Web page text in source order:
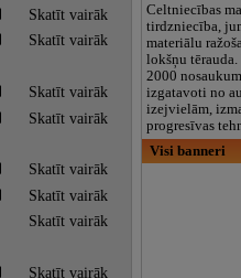
Skatīt vairāk
Skatīt vairāk
Skatīt vairāk
Skatīt vairāk
Skatīt vairāk
Skatīt vairāk
Skatīt vairāk
Skatīt vairāk
Celtniecības
tirdzniecība,
materiālu
lokšņu
2000
izgatavoti no
izejvielām,
progresīvas
Visi banneri